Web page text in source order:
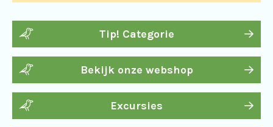
Tip! Categorie
Bekijk onze webshop
Excursies